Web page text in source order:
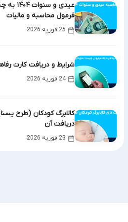
عیدی و
فرمول محاسبه و مالیات
25 فوریه 2026
شرایط و دریافت کارت رفاهی ۵۰۰ میلیونی بانک
24 فوریه 2026
کالابرگ کودکان (طرح
دریافت آن
23 فوریه 2026